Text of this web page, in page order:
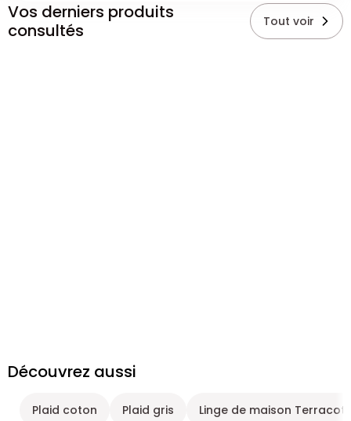
Vos derniers produits
consultés
Tout voir
Découvrez aussi
Plaid coton Plaid gris Linge de maison